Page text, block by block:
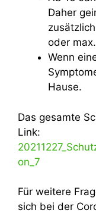
Daher
oder
Wenn
Hause.
Das gesamte
Link:
on_7
Für weitere
sich bei der